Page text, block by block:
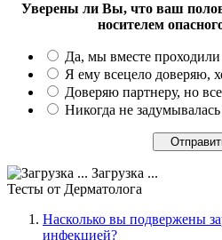
Уверены ли Вы, что ваш
носителем
Да, мы вместе проходили
Я ему всецело доверяю,
Доверяю партнеру, но
Никогда не
Загрузка ...
Тесты от Дерматолога
Насколько вы подвержены
инфекцией?